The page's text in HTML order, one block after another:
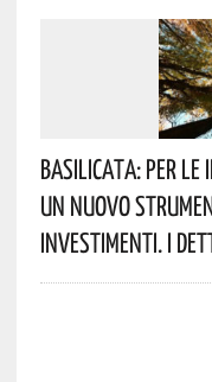
Basilicata: Per Le
Un Nuovo
Investimenti. I